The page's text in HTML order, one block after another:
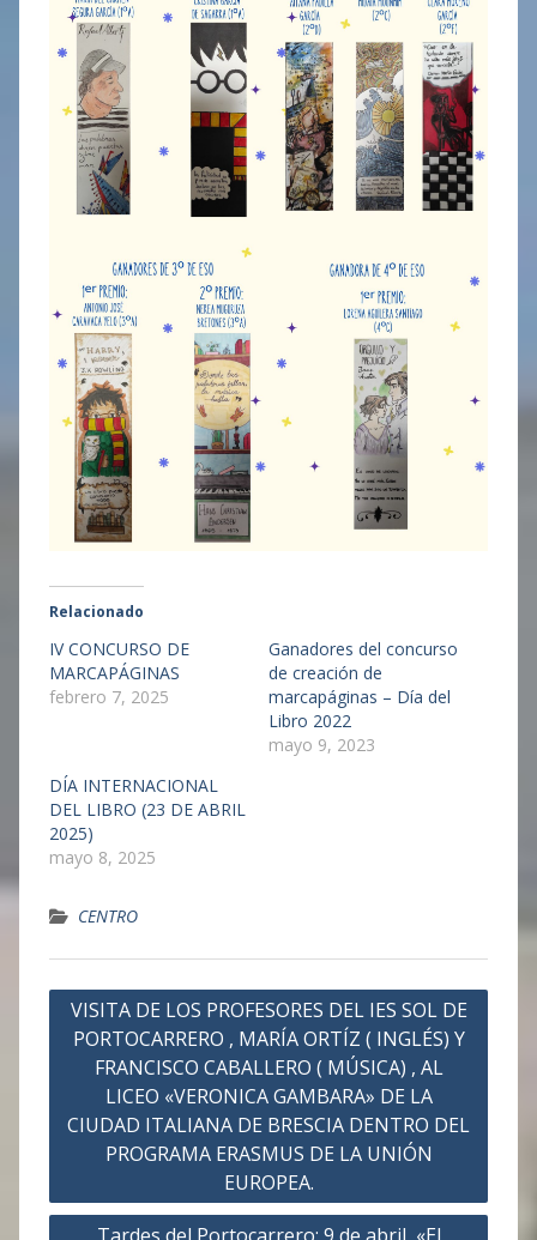
Relacionado
IV CONCURSO DE
MARCAPÁGINAS
febrero 7, 2025
Ganadores del concurso
de creación de
marcapáginas – Día del
Libro 2022
mayo 9, 2023
DÍA INTERNACIONAL
DEL LIBRO (23 DE ABRIL
2025)
mayo 8, 2025
CENTRO
Navegación
de
entradas
VISITA DE LOS PROFESORES DEL IES SOL DE
PORTOCARRERO , MARÍA ORTÍZ ( INGLÉS) Y
FRANCISCO CABALLERO ( MÚSICA) , AL
LICEO «VERONICA GAMBARA» DE LA
CIUDAD ITALIANA DE BRESCIA DENTRO DEL
PROGRAMA ERASMUS DE LA UNIÓN
EUROPEA.
Tardes del Portocarrero: 9 de abril, «El